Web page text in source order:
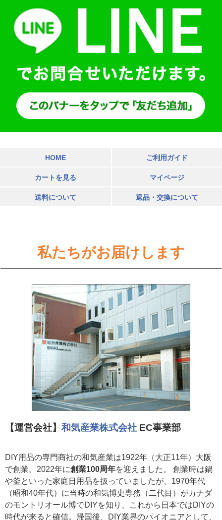
HOME ご利用ガイド
カートを見る マイページ
送料について 返品・交換について
私たちがお届けします
【運営会社】 和気産業株式会社 EC事業部
DIY用品の専門商社の和気産業は1922年（大正11年）大阪
で創業。2022年に創業100周年を迎えました。 創業時は鍋
や釜といった家庭日用品を扱っていましたが、1970年代
（昭和40年代）に当時の和気博史専務（二代目）がカナダ
のモントリオール博でDIYを知り、これから日本ではDIYの
時代が来ると確信。帰国後、DIY業界のパイオニアとして、